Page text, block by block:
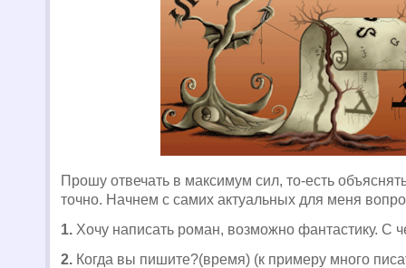
Прошу отвечать в максимум сил, то-есть
точно. Начнем с самих актуальных для меня
1. Хочу написать роман, возможно фантастику. С
2. Когда вы пишите?(время) (к примеру много